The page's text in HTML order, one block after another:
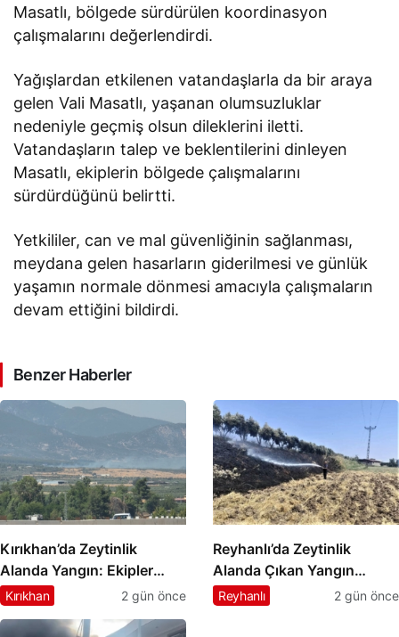
Masatlı, bölgede sürdürülen koordinasyon
çalışmalarını değerlendirdi.
Yağışlardan etkilenen vatandaşlarla da bir araya
gelen Vali Masatlı, yaşanan olumsuzluklar
nedeniyle geçmiş olsun dileklerini iletti.
Vatandaşların talep ve beklentilerini dinleyen
Masatlı, ekiplerin bölgede çalışmalarını
sürdürdüğünü belirtti.
Yetkililer, can ve mal güvenliğinin sağlanması,
meydana gelen hasarların giderilmesi ve günlük
yaşamın normale dönmesi amacıyla çalışmaların
devam ettiğini bildirdi.
Benzer Haberler
Kırıkhan’da Zeytinlik
Alanda Yangın: Ekipler
Alevlere Müdahale Ediyor
Kırıkhan 2 gün önce
Reyhanlı’da Zeytinlik
Alanda Çıkan Yangın
Kontrol Altına Alındı
Reyhanlı 2 gün önce